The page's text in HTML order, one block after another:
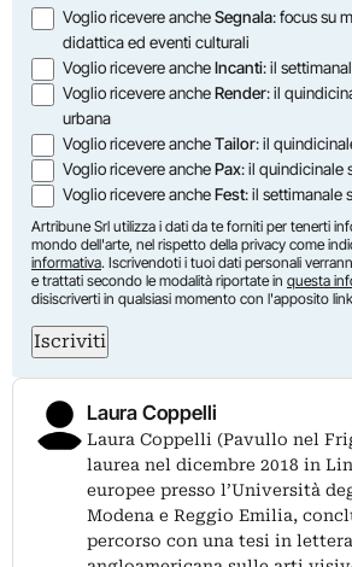
Opzioni
Voglio ricevere ancheSegnala: focus su
didattica ed eventi culturali
Voglio ricevere ancheIncanti: il
Voglio ricevere ancheRender: il
urbana
Voglio ricevere ancheTailor: il
Voglio ricevere anchePax: il quindicinale
Voglio ricevere ancheFest: il settimanale
Artribune Srl utilizza i dati da te forniti per tenerti
mondo dell'arte, nel rispetto della privacy come
informativa. Iscrivendoti i tuoi dati personali
e trattati secondo le modalità riportate in questa
disiscriverti in qualsiasi momento con l'apposito
Iscriviti
Laura Coppelli
Laura Coppelli (Pavullo nel
laurea nel dicembre 2018 in
europee presso l’Università
Modena e Reggio Emilia,
percorso con una tesi in